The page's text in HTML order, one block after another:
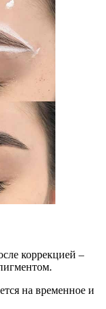
коррекцией –
на временное и